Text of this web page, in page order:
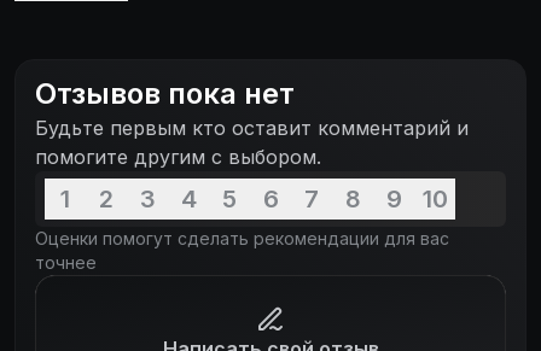
Отзывов пока нет
Будьте первым кто оставит комментарий и
помогите другим с выбором.
1 2 3 4 5 6 7 8 9 10
Оценки помогут сделать рекомендации для вас
точнее